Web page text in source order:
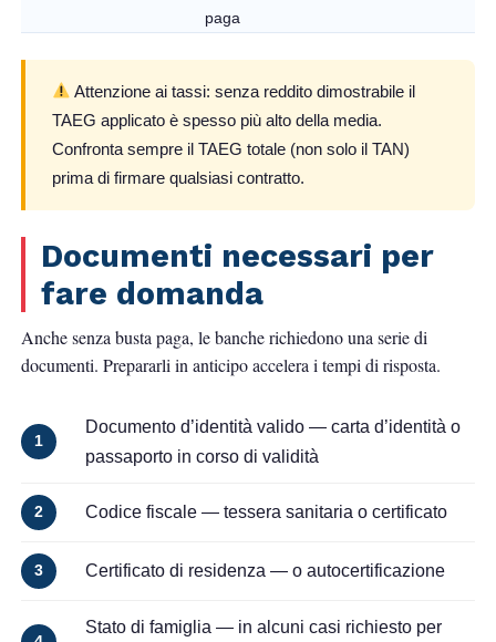
paga
Attenzione ai tassi: senza reddito dimostrabile il
TAEG applicato è spesso più alto della media.
Confronta sempre il TAEG totale (non solo il TAN)
prima di firmare qualsiasi contratto.
Documenti necessari per
fare domanda
Anche senza busta paga, le banche richiedono una serie di
documenti. Prepararli in anticipo accelera i tempi di risposta.
1
Documento d’identità valido— carta d’identità o
passaporto in corso di validità
2 Codice fiscale— tessera sanitaria o certificato
3 Certificato di residenza — o autocertificazione
Stato di famiglia — in alcuni casi richiesto per